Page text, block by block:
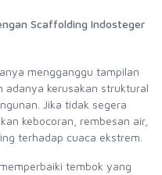
Scaffolding Indosteger
mengganggu tampilan
adanya kerusakan struktural
Jika tidak segera
kebocoran, rembesan air,
terhadap cuaca ekstrem.
tembok yang